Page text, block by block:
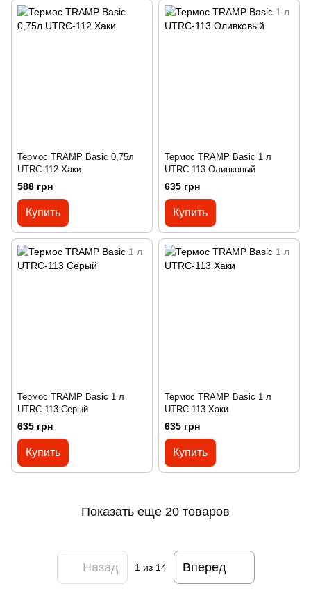
Термос TRAMP Basic 0,75л
UTRC-112 Хаки
588 грн
Купить
Термос TRAMP Basic 1 л
UTRC-113 Оливковый
635 грн
Купить
Термос TRAMP Basic 1 л
UTRC-113 Серый
635 грн
Купить
Термос TRAMP Basic 1 л
UTRC-113 Хаки
635 грн
Купить
Показать еще 20 товаров
Назад 1из 14 Вперед